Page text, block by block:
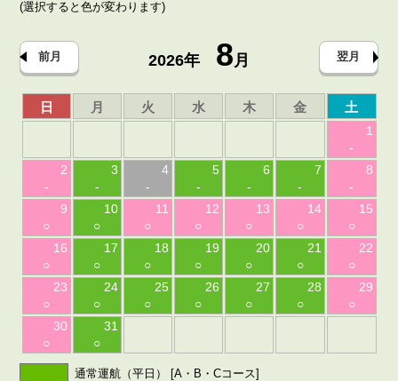
(選択すると色が変わります)
前月 2026年 8 月 翌月
日 月 火 水 木 金 土
1
-
2
-
3
-
4
-
5
-
6
-
7
-
8
-
9
○
10
○
11
○
12
○
13
○
14
○
15
○
16
○
17
○
18
○
19
○
20
○
21
○
22
○
23
○
24
○
25
○
26
○
27
○
28
○
29
○
30
○
31
○
通常運航（平日） [A・B・Cコース]